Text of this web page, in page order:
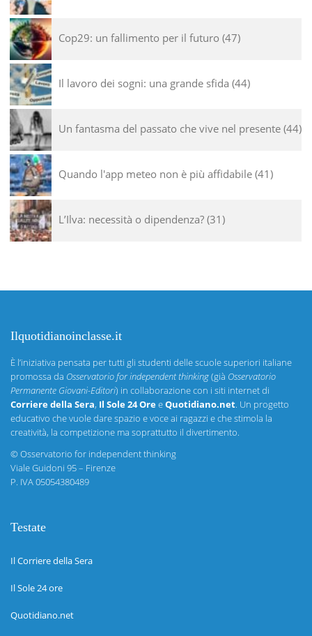
Cop29: un fallimento per il futuro 47
Il lavoro dei sogni: una grande sfida 44
Un fantasma del passato che vive nel presente 44
Quando l'app meteo non è più affidabile 41
L’Ilva: necessità o dipendenza? 31
Ilquotidianoinclasse.it
È l’iniziativa pensata per tutti gli studenti delle scuole superiori italiane
promossa da Osservatorio for independent thinking(già Osservatorio
Permanente Giovani-Editori) in collaborazione con i siti internet di
Corriere della Sera, Il Sole 24 OreeQuotidiano.net. Un progetto
educativo che vuole dare spazio e voce ai ragazzi e che stimola la
creatività, la competizione ma soprattutto il divertimento.
©Osservatorio for independent thinking
Viale Guidoni 95 – Firenze
P. IVA 05054380489
Testate
Il Corriere della Sera
Il Sole 24 ore
Quotidiano.net